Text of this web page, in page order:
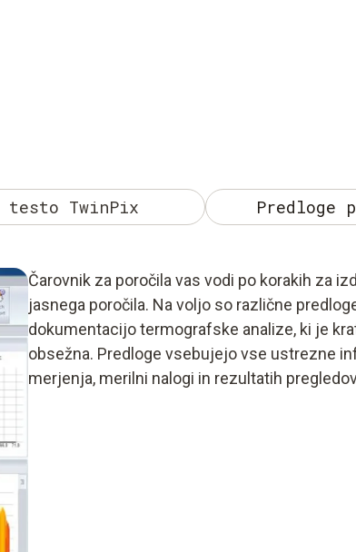
testo TwinPix Predloge
Čarovnik za poročila vas vodi po korakih za
jasnega poročila. Na voljo so različne
dokumentacijo termografske analize, ki je
obsežna. Predloge vsebujejo vse ustrezne
merjenja, merilni nalogi in rezultatih